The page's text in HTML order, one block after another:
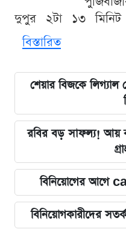
দুপুর ২টা ১৩ মিনিট
বিস্তারিত
শেয়ার বিজকে
রবির বড় সাফল্য! আয়
বিনিয়োগের আগে
বিনিয়োগকারীদের